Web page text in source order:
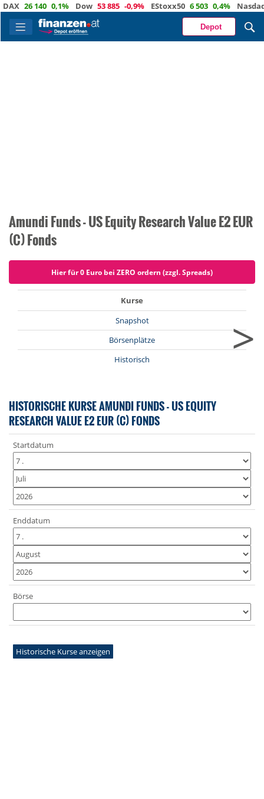
26 140 0,1% Dow 53 885 -0,9% EStoxx50 6 503 0,4% Nasdaq
Depot
Amundi Funds - US Equity Research Value E2 EUR
(C) Fonds
Hier für 0 Euro bei ZERO ordern (zzgl. Spreads)
Kurse
Snapshot
Börsenplätze
Historisch
>
HISTORISCHE KURSE AMUNDI FUNDS - US EQUITY
RESEARCH VALUE E2 EUR (C) FONDS
Startdatum
Enddatum
Börse
Historische Kurse anzeigen